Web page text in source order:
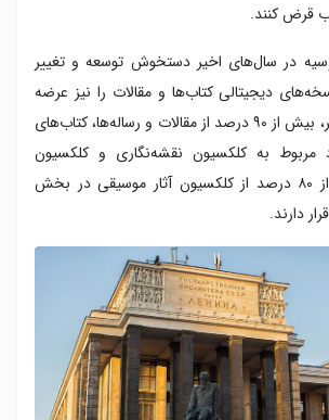
در سال‌های اخیر دستخوش توسعه و تغییر
دیجیتالی کتاب‌ها و مقالات را نیز عرضه
می‌کند. در حال حاضر، بیش از ۹۰ درصد از مقالات و رساله‌ها، کتاب‌های
مربوط به کلکسیون نقشه‌نگاری و کلکسیون
دانشگاهی و بیش از ۸۰ درصد از کلکسیون آثار موسیقی در بخش
دارند.